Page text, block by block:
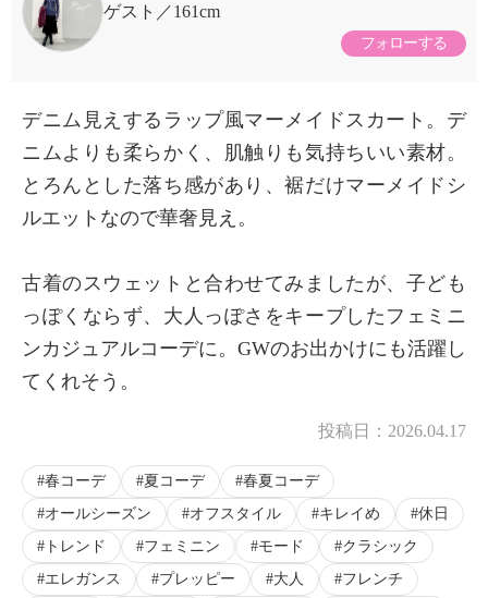
ゲスト
161cm
フォローする
デニム見えするラップ風マーメイドスカート。デ
ニムよりも柔らかく、肌触りも気持ちいい素材。
とろんとした落ち感があり、裾だけマーメイドシ
ルエットなので華奢見え。
古着のスウェットと合わせてみましたが、子ども
っぽくならず、大人っぽさをキープしたフェミニ
ンカジュアルコーデに。GWのお出かけにも活躍し
てくれそう。
投稿日： 2026.04.17
春コーデ 夏コーデ
春夏コーデ
オールシーズン
オフスタイル キレイめ
休日
トレンド
フェミニン モード
クラシック
エレガンス
プレッピー 大人
フレンチ